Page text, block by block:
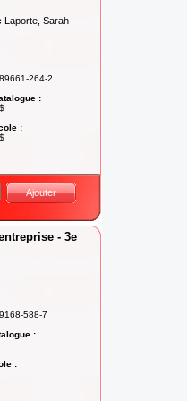
Laporte, Sarah
264-2
:
:
Ajouter
- 3e
588-7
:
: